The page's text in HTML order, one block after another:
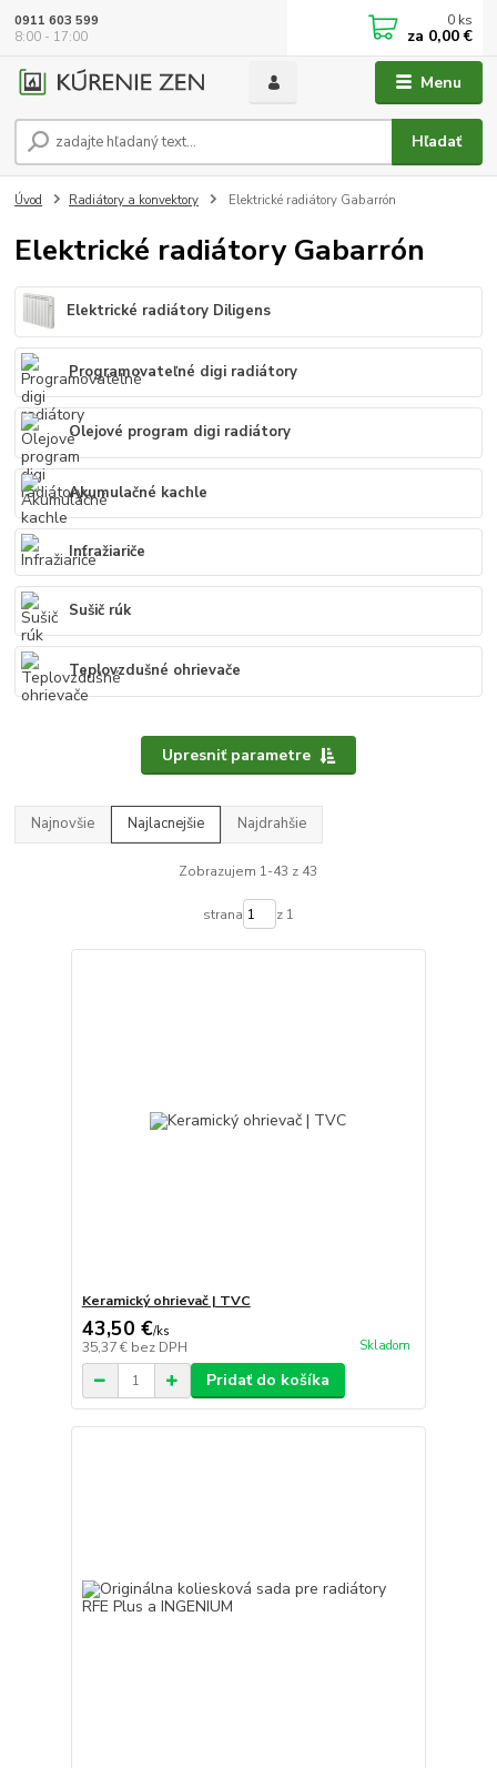
Menu
Hľadať
0911 603 599
8:00 - 17:00
0 ks
za 0,00 €
Úvod Radiátory a konvektory Elektrické radiátory Gabarrón
Elektrické radiátory Gabarrón
Elektrické radiátory Diligens
Programovateľné digi radiátory
Olejové program digi radiátory
Akumulačné kachle
Infražiariče
Sušič rúk
Teplovzdušné ohrievače
Upresniť parametre
Najnovšie Najlacnejšie Najdrahšie
Zobrazujem 1-43 z 43
strana z 1
Keramický ohrievač | TVC
43,50 €/ks
35,37 € bez DPH Skladom
Pridať do košíka